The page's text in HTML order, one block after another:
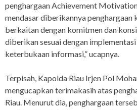
penghargaan Achievement
mendasar diberikannya penghargaan
berkaitan dengan komitmen dan
diberikan sesuai dengan
keterbukaan informasi,” ucapnya.
Terpisah, Kapolda Riau Irjen Pol
mengucapkan terimakasih atas
Riau. Menurut dia, penghargaan